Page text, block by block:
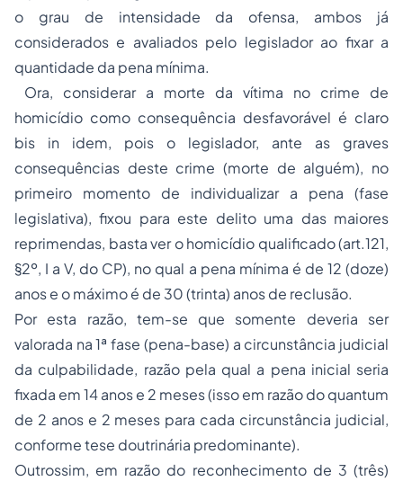
o grau de intensidade da ofensa, ambos já
considerados e avaliados pelo legislador ao fixar a
quantidade da pena mínima.
Ora, considerar a morte da vítima no crime de
homicídio como consequência desfavorável é claro
bis in idem, pois o legislador, ante as graves
consequências deste crime (morte de alguém), no
primeiro momento de individualizar a pena (fase
legislativa), fixou para este delito uma das maiores
reprimendas, basta ver o homicídio qualificado (art.121,
§2º, I a V, do CP), no qual a pena mínima é de 12 (doze)
anos e o máximo é de 30 (trinta) anos de reclusão.
Por esta razão, tem-se que somente deveria ser
valorada na 1ª fase (pena-base) a circunstância judicial
da culpabilidade, razão pela qual a pena inicial seria
fixada em 14 anos e 2 meses (isso em razão do quantum
de 2 anos e 2 meses para cada circunstância judicial,
conforme tese doutrinária predominante).
Outrossim, em razão do reconhecimento de 3 (três)